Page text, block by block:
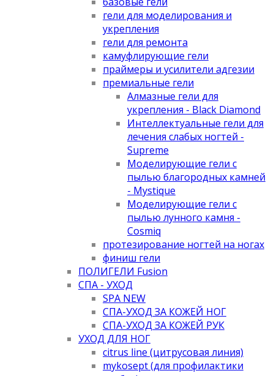
гели для моделирования и
укрепления
гели для ремонта
камуфлирующие гели
праймеры и усилители адгезии
премиальные гели
Алмазные гели для
укрепления - Black Diamond
Интеллектуальные гели для
лечения слабых ногтей -
Supreme
Моделирующие гели с
пылью благородных камней
- Mystique
Моделирующие гели с
пылью лунного камня -
Cosmiq
протезирование ногтей на ногах
финиш гели
ПОЛИГЕЛИ Fusion
СПА - УХОД
SPA NEW
СПА-УХОД ЗА КОЖЕЙ НОГ
СПА-УХОД ЗА КОЖЕЙ РУК
УХОД ДЛЯ НОГ
citrus line (цитрусовая линия)
mykosept (для профилактики